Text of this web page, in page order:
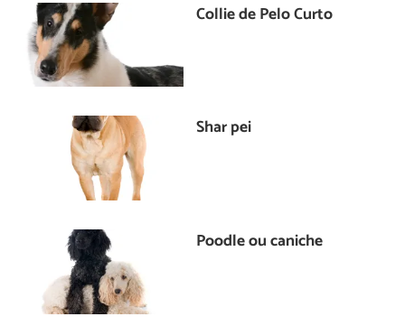
Collie de Pelo Curto
Shar pei
Poodle ou caniche